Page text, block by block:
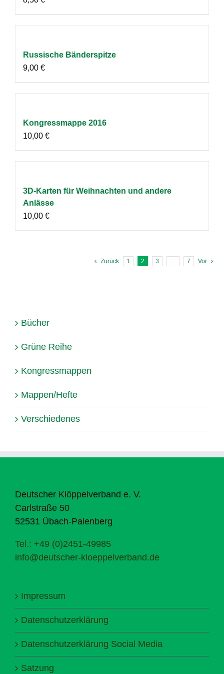
Russische Bänderspitze
9,00 €
Kongressmappe 2016
10,00 €
3D-Karten für Weihnachten und andere
Anlässe
10,00 €
Zurück 1 2 3 … 7 Vor
Bücher
Grüne Reihe
Kongressmappen
Mappen/Hefte
Verschiedenes
Deutscher Klöppelverband e. V.
Carlstraße 50
52531 Übach-Palenberg
Tel.: +49 (0)2451-49985
info@deutscher-kloeppelverband.de
Impressum
Datenschutzerklärung
Datenschutzerklärung Social Media
Satzung